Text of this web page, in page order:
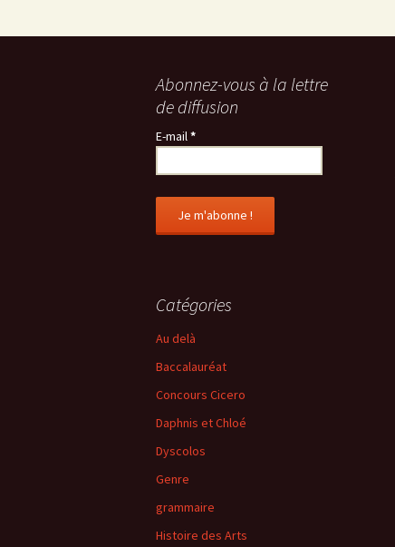
Abonnez-vous à la lettre
de diffusion
E-mail*
Catégories
Au delà
Baccalauréat
Concours Cicero
Daphnis et Chloé
Dyscolos
Genre
grammaire
Histoire des Arts